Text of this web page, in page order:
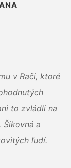
v Rači, ktoré
to zvládli na
Šikovná a
ľudí.